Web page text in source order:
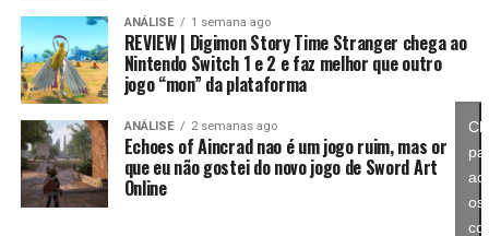
No fim das contas, fica a sensação de que Splatoon
Raiders funciona como um grande laboratório para o
futuro da franquia. A Nintendo parece estar testando
progressão e uma campanha muito mais ambiciosa para
entender como os jogadores vão reagir. Se a recepção
for positiva, é bem possível que muitas dessas ideias
ANÁLISE 1 semana ago
REVIEW | Digimon Story Time Stranger chega ao
Nintendo Switch 1 e 2 e faz melhor que outro
jogo “mon” da plataforma
ANÁLISE 2 semanas ago
Echoes of Aincrad nao é um jogo ruim, mas or
que eu não gostei do novo jogo de Sword Art
Online
os